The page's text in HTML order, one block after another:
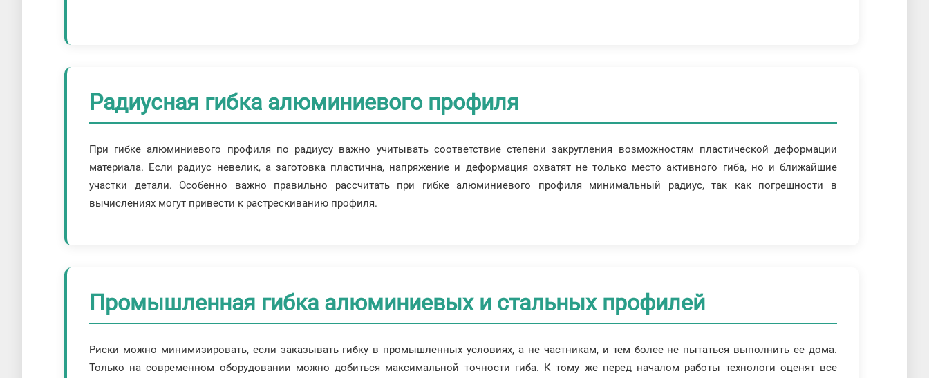
Радиусная гибка алюминиевого профиля
При гибке алюминиевого профиля по радиусу важно учитывать соответствие степени закругления возможностям пластической деформации
материала. Если радиус невелик, а заготовка пластична, напряжение и деформация охватят не только место активного гиба, но и ближайшие
участки детали. Особенно важно правильно рассчитать при гибке алюминиевого профиля минимальный радиус, так как погрешности в
вычислениях могут привести к растрескиванию профиля.
Промышленная гибка алюминиевых и стальных профилей
Риски можно минимизировать, если заказывать гибку в промышленных условиях, а не частникам, и тем более не пытаться выполнить ее дома.
Только на современном оборудовании можно добиться максимальной точности гиба. К тому же перед началом работы технологи оценят все